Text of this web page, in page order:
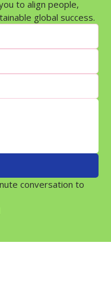
to align people,
global success.
conversation to